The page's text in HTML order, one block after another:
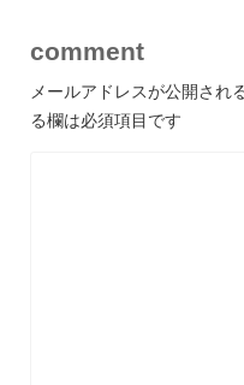
comment
メールアドレスが公開され
る欄は必須項目です